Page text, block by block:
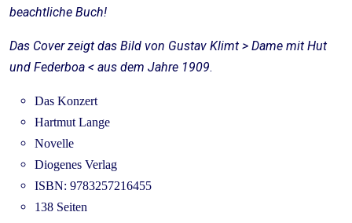
beachtliche Buch!
Das Cover zeigt das Bild von Gustav Klimt > Dame mit Hut
und Federboa < aus dem Jahre 1909.
Das Konzert
Hartmut Lange
Novelle
Diogenes Verlag
ISBN: 9783257216455
138 Seiten